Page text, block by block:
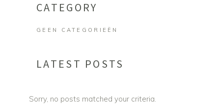
CATEGORY
GEEN CATEGORIEËN
LATEST POSTS
Sorry, no posts matched your criteria.